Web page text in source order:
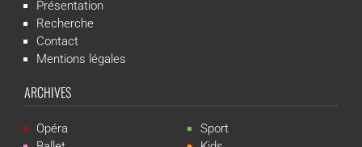
Présentation
Recherche
Contact
Mentions légales
ARCHIVES
Opéra
Sport